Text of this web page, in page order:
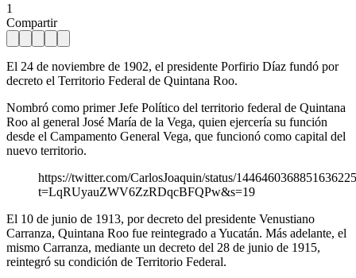
1
Compartir
El 24 de noviembre de 1902, el presidente Porfirio Díaz fundó por
decreto el Territorio Federal de Quintana Roo.
Nombró como primer Jefe Político del territorio federal de Quintana
Roo al general José María de la Vega, quien ejercería su función
desde el Campamento General Vega, que funcionó como capital del
nuevo territorio.
https://twitter.com/CarlosJoaquin/status/
t=LqRUyauZWV6ZzRDqcBFQPw&s=19
El 10 de junio de 1913, por decreto del presidente Venustiano
Carranza, Quintana Roo fue reintegrado a Yucatán. Más adelante, el
mismo Carranza, mediante un decreto del 28 de junio de 1915,
reintegró su condición de Territorio Federal.